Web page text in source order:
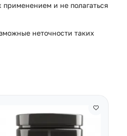
и не полагаться
неточности таких